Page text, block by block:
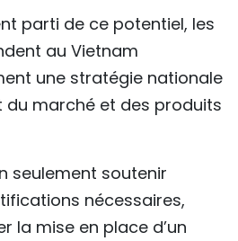
parti de ce potentiel, les
au Vietnam
une stratégie nationale
du marché et des produits
seulement soutenir
nécessaires,
la mise en place d’un